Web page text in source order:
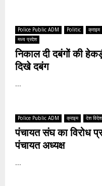
Police Public ADM Politic क्राइम
मध्य प्रदेश
निकाल दी दबंगों की
दिखे दबंग
...
Police Public ADM क्राइम देश विदेश
पंचायत संघ का विरोध
पंचायत अध्यक्ष
...